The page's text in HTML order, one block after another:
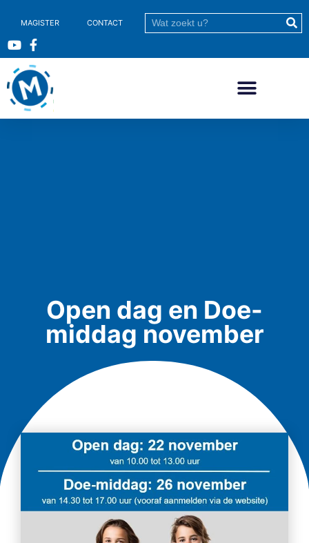
MAGISTER CONTACT
Open dag en Doe-
middag november